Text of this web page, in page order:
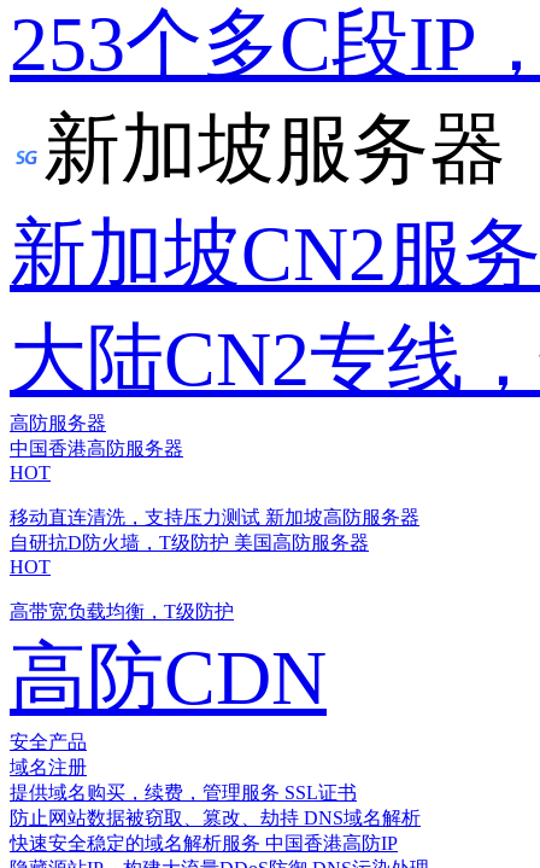
253个多C段IP
新加坡服务器
新加坡CN2服
大陆CN2专线
高防服务器
中国香港高防服务器
HOT
移动直连清洗，支持压力测试 新加坡高防服务器
自研抗D防火墙，T级防护 美国高防服务器
HOT
高带宽负载均衡，T级防护
高防CDN
安全产品
域名注册
提供域名购买，续费，管理服务 SSL证书
防止网站数据被窃取、篡改、劫持 DNS域名解析
快速安全稳定的域名解析服务 中国香港高防IP